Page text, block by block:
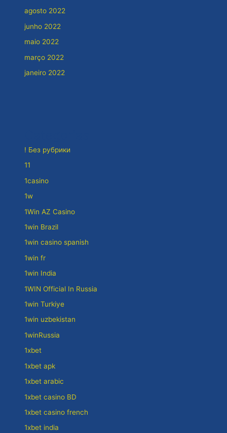
agosto 2022
junho 2022
maio 2022
março 2022
janeiro 2022
! Без рубрики
11
1casino
1w
1Win AZ Casino
1win Brazil
1win casino spanish
1win fr
1win India
1WIN Official In Russia
1win Turkiye
1win uzbekistan
1winRussia
1xbet
1xbet apk
1xbet arabic
1xbet casino BD
1xbet casino french
1xbet india